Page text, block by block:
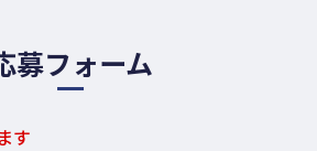
募フォーム
す